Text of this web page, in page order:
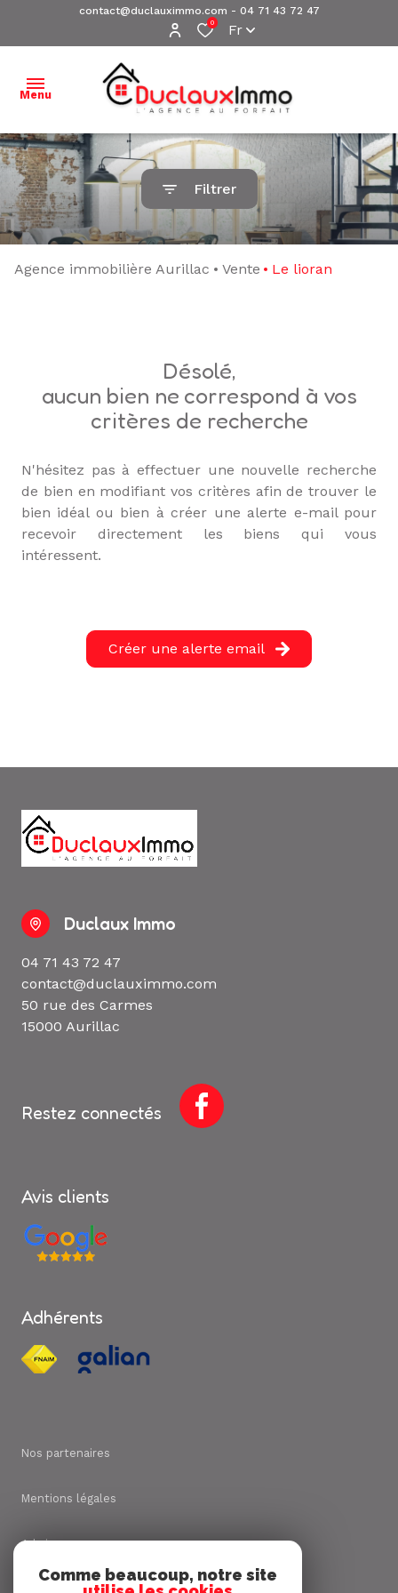
contact@duclauximmo.com - 04 71 43 72 47
0 Fr
Menu
ACCUEIL
NOS
BIENS À
L'ÉQUIPE
E-MAIL
Filtrer
Agence immobilière Aurillac Vente Le lioran
désolé,
aucun bien ne correspond à vos
critères de recherche
N'hésitez pas à effectuer une nouvelle recherche
de bien en modifiant vos critères afin de trouver le
bien idéal ou bien à créer une alerte e-mail pour
recevoir directement les biens qui vous
intéressent.
Créer une alerte email
Duclaux Immo
04 71 43 72 47
contact@duclauximmo.com
50 rue des Carmes
15000 Aurillac
Restez connectés
Avis clients
Adhérents
Nos partenaires
Mentions légales
Admin
Nos honoraires
Comme beaucoup, notre site